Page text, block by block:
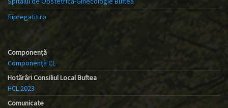
fiipregatit.ro
Componență
Componență CL
Hotărâri Consiliul Local Buftea
HCL 2023
Comunicate